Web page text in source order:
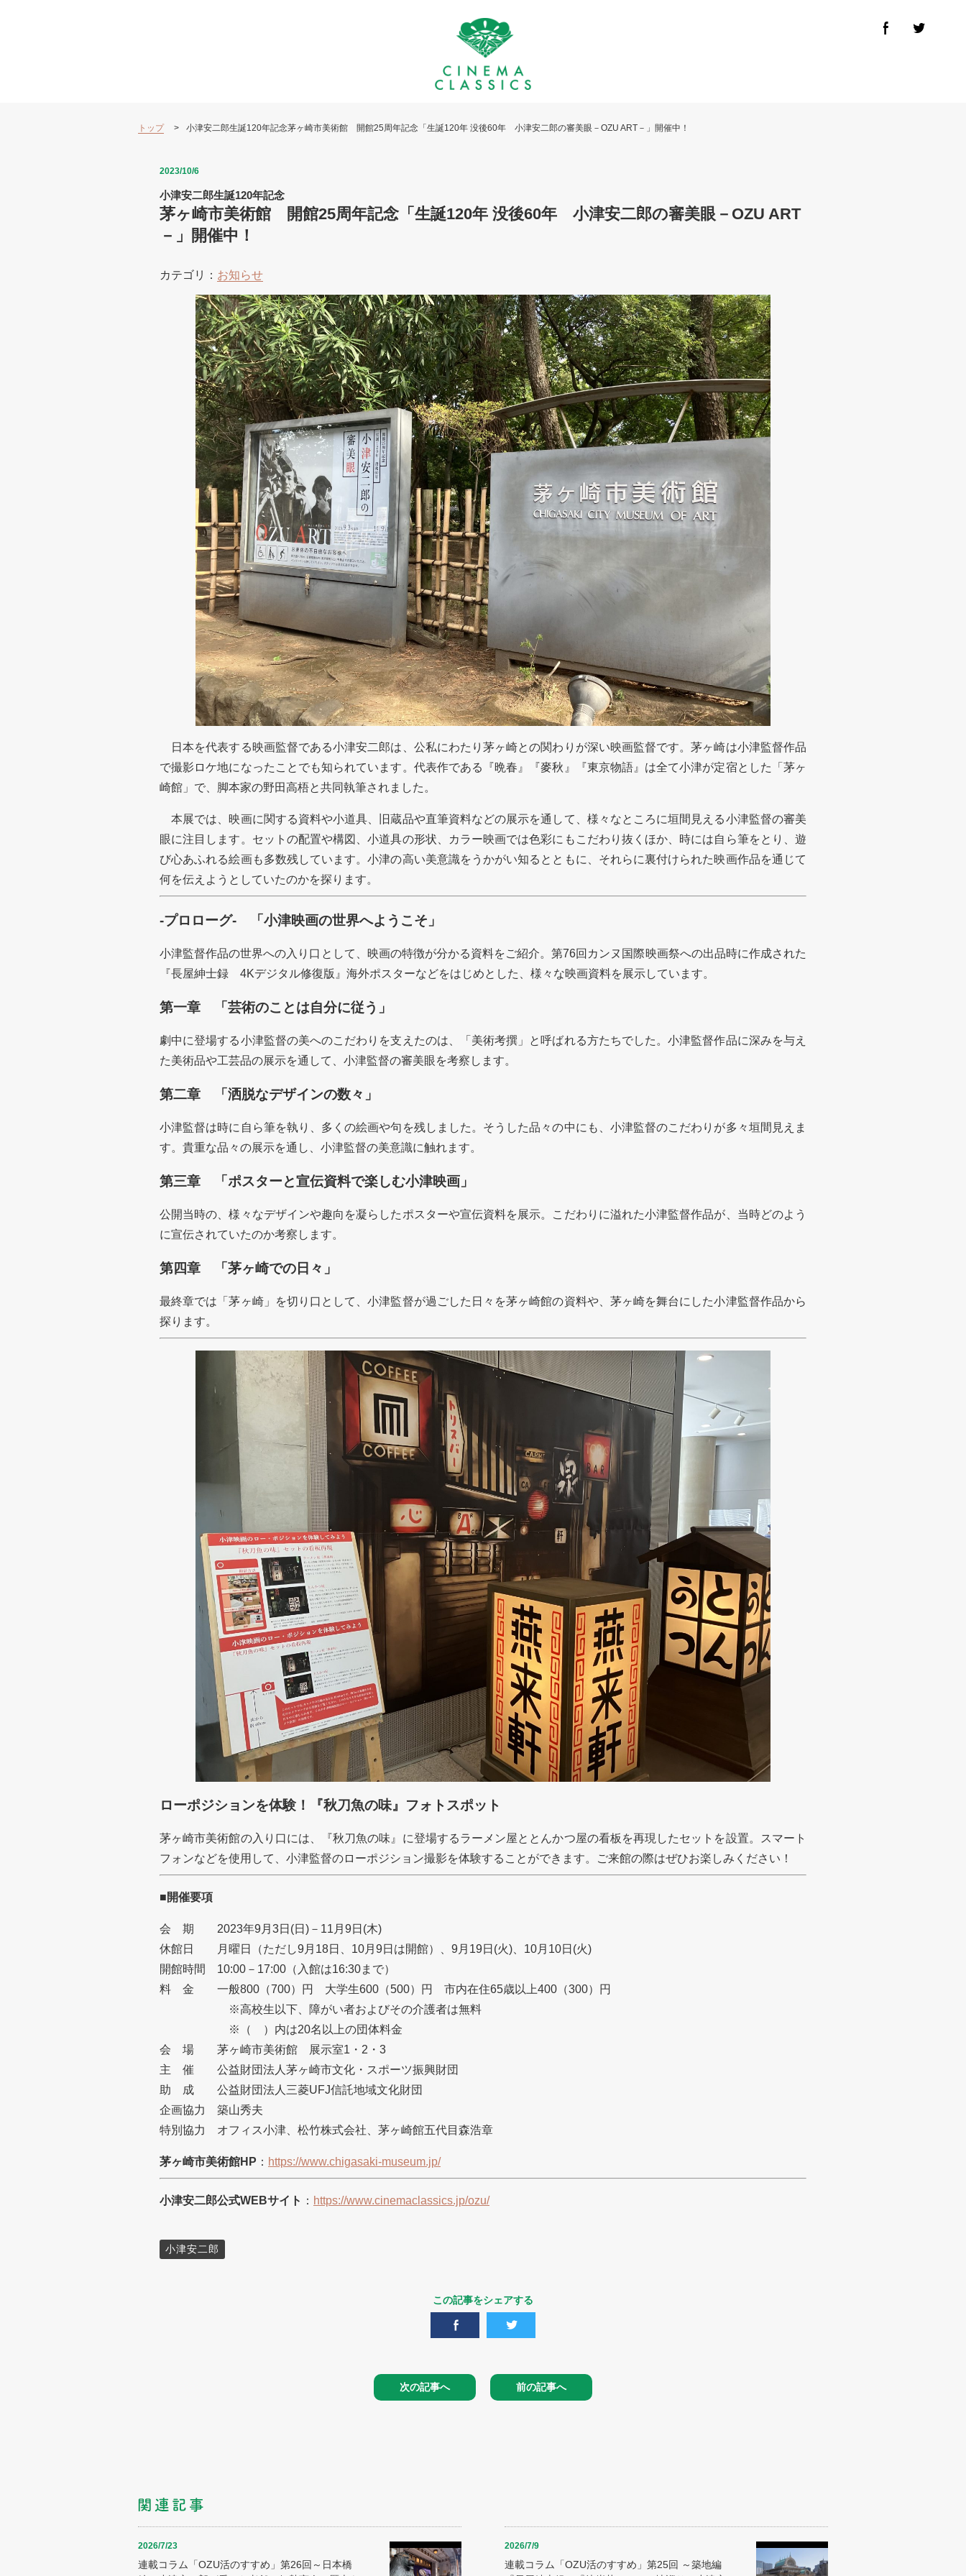
トップ 小津安二郎生誕120年記念茅ヶ崎市美術館 開館25周年記念「生誕120年 没後60年 小津安二郎の審美眼－OZU ART－」開催中！
小津安二郎生誕120年記念
茅ヶ崎市美術館 開館25周年記念「生誕120年 没後60年 小津安二郎の審美眼－OZU ART
－」開催中！
2023/10/6
カテゴリ： お知らせ
日本を代表する映画監督である小津安二郎は、公私にわたり茅ヶ崎との関わりが深い映画監督です。茅ヶ崎は小津監督作品
で撮影ロケ地になったことでも知られています。代表作である『晩春』『麥秋』『東京物語』は全て小津が定宿とした「茅ヶ
崎館」で、脚本家の野田高梧と共同執筆されました。
本展では、映画に関する資料や小道具、旧蔵品や直筆資料などの展示を通して、様々なところに垣間見える小津監督の審美
眼に注目します。セットの配置や構図、小道具の形状、カラー映画では色彩にもこだわり抜くほか、時には自ら筆をとり、遊
び心あふれる絵画も多数残しています。小津の高い美意識をうかがい知るとともに、それらに裏付けられた映画作品を通じて
何を伝えようとしていたのかを探ります。
-プロローグ- 「小津映画の世界へようこそ」
小津監督作品の世界への入り口として、映画の特徴が分かる資料をご紹介。第76回カンヌ国際映画祭への出品時に作成された
『長屋紳士録 4Kデジタル修復版』海外ポスターなどをはじめとした、様々な映画資料を展示しています。
第一章 「芸術のことは自分に従う」
劇中に登場する小津監督の美へのこだわりを支えたのは、「美術考撰」と呼ばれる方たちでした。小津監督作品に深みを与え
た美術品や工芸品の展示を通して、小津監督の審美眼を考察します。
第二章 「洒脱なデザインの数々」
小津監督は時に自ら筆を執り、多くの絵画や句を残しました。そうした品々の中にも、小津監督のこだわりが多々垣間見えま
す。貴重な品々の展示を通し、小津監督の美意識に触れます。
第三章 「ポスターと宣伝資料で楽しむ小津映画」
公開当時の、様々なデザインや趣向を凝らしたポスターや宣伝資料を展示。こだわりに溢れた小津監督作品が、当時どのよう
に宣伝されていたのか考察します。
第四章 「茅ヶ崎での日々」
最終章では「茅ヶ崎」を切り口として、小津監督が過ごした日々を茅ヶ崎館の資料や、茅ヶ崎を舞台にした小津監督作品から
探ります。
ローポジションを体験！『秋刀魚の味』フォトスポット
茅ヶ崎市美術館の入り口には、『秋刀魚の味』に登場するラーメン屋ととんかつ屋の看板を再現したセットを設置。スマート
フォンなどを使用して、小津監督のローポジション撮影を体験することができます。ご来館の際はぜひお楽しみください！
■開催要項
会 期 2023年9月3日(日)－11月9日(木)
休館日 月曜日（ただし9月18日、10月9日は開館）、9月19日(火)、10月10日(火)
開館時間 10:00－17:00（入館は16:30まで）
料 金 一般800（700）円 大学生600（500）円 市内在住65歳以上400（300）円
※高校生以下、障がい者およびその介護者は無料
※（ ）内は20名以上の団体料金
会 場 茅ヶ崎市美術館 展示室1・2・3
主 催 公益財団法人茅ヶ崎市文化・スポーツ振興財団
助 成 公益財団法人三菱UFJ信託地域文化財団
企画協力 築山秀夫
特別協力 オフィス小津、松竹株式会社、茅ヶ崎館五代目森浩章
茅ヶ崎市美術館HP ： https://www.chigasaki-museum.jp/
小津安二郎公式WEBサイト ： https://www.cinemaclassics.jp/ozu/
小津安二郎
この記事をシェアする
次の記事へ 前の記事へ
2026/7/23
連載コラム「OZU活のすすめ」第26回～日本橋
2026/7/9
連載コラム「OZU活のすすめ」第25回 ～築地編